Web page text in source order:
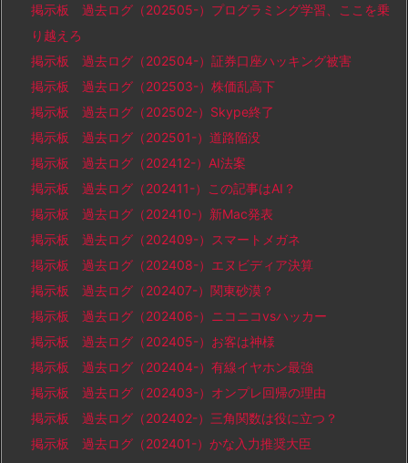
掲示板 過去ログ（202505-）プログラミング学習、ここを乗
り越えろ
掲示板 過去ログ（202504-）証券口座ハッキング被害
掲示板 過去ログ（202503-）株価乱高下
掲示板 過去ログ（202502-）Skype終了
掲示板 過去ログ（202501-）道路陥没
掲示板 過去ログ（202412-）AI法案
掲示板 過去ログ（202411-）この記事はAI？
掲示板 過去ログ（202410-）新Mac発表
掲示板 過去ログ（202409-）スマートメガネ
掲示板 過去ログ（202408-）エヌビディア決算
掲示板 過去ログ（202407-）関東砂漠？
掲示板 過去ログ（202406-）ニコニコvsハッカー
掲示板 過去ログ（202405-）お客は神様
掲示板 過去ログ（202404-）有線イヤホン最強
掲示板 過去ログ（202403-）オンプレ回帰の理由
掲示板 過去ログ（202402-）三角関数は役に立つ？
掲示板 過去ログ（202401-）かな入力推奨大臣